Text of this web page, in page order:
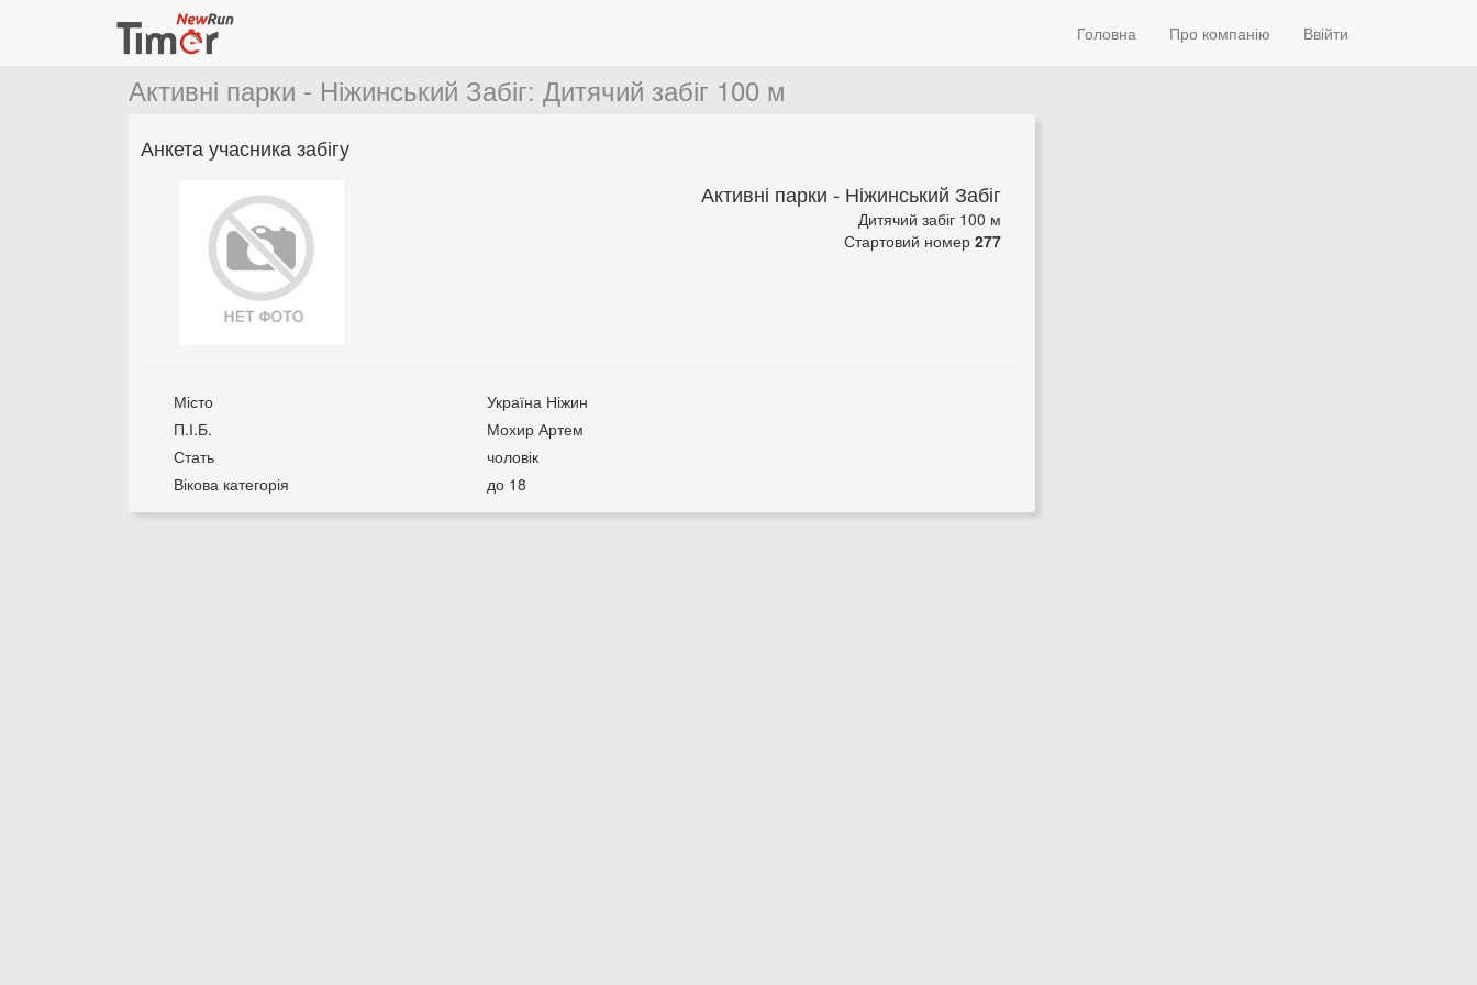
Головна Про компанію Ввійти
Активні парки - Ніжинський Забіг: Дитячий забіг 100 м
Анкета учасника забігу
Активні парки - Ніжинський Забіг
Дитячий забіг 100 м
Стартовий номер 277
Місто
Україна Ніжин
П.І.Б.
Мохир Артем
Стать
чоловік
Вікова категорія
до 18